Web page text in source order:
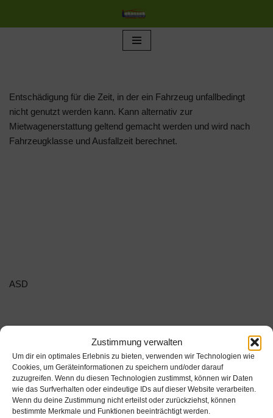
Zustimmung verwalten
Um dir ein optimales Erlebnis zu bieten, verwenden wir Technologien wie
Cookies, um Geräteinformationen zu speichern und/oder darauf
zuzugreifen. Wenn du diesen Technologien zustimmst, können wir Daten
wie das Surfverhalten oder eindeutige IDs auf dieser Website verarbeiten.
Wenn du deine Zustimmung nicht erteilst oder zurückziehst, können
bestimmte Merkmale und Funktionen beeinträchtigt werden.
Entschädigung für die Zeit, in der ein Fahrzeug unfallbedingt
nicht genutzt werden kann. Kann alternativ zur
Mietwagenerstattung geltend gemacht werden und wird nach
Fahrzeugklasse und Ausfallzeit berechnet.
ASD
Kontakt